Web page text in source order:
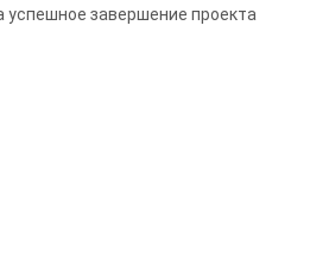
успешное завершение проекта